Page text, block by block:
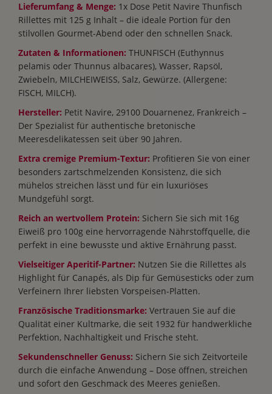
Lieferumfang & Menge: 1x Dose Petit Navire Thunfisch
Rillettes mit 125 g Inhalt – die ideale Portion für den
stilvollen Gourmet-Abend oder den schnellen Snack.
Zutaten & Informationen: THUNFISCH (Euthynnus
pelamis oder Thunnus albacares), Wasser, Rapsöl,
Zwiebeln, MILCHEIWEISS, Salz, Gewürze. (Allergene:
FISCH, MILCH).
Hersteller: Petit Navire, 29100 Douarnenez, Frankreich –
Der Spezialist für authentische bretonische
Meeresdelikatessen seit über 90 Jahren.
Extra cremige Premium-Textur: Profitieren Sie von einer
besonders zartschmelzenden Konsistenz, die sich
mühelos streichen lässt und für ein luxuriöses
Mundgefühl sorgt.
Reich an wertvollem Protein: Sichern Sie sich mit 16g
Eiweiß pro 100g eine hervorragende Nährstoffquelle, die
perfekt in eine bewusste und aktive Ernährung passt.
Vielseitiger Aperitif-Partner: Nutzen Sie die Rillettes als
Highlight für Canapés, als Dip für Gemüsesticks oder zum
Verfeinern Ihrer liebsten Vorspeisen-Platten.
Französische Traditionsmarke: Vertrauen Sie auf die
Qualität einer Kultmarke, die seit 1932 für handwerkliche
Perfektion, Nachhaltigkeit und Frische steht.
Sekundenschneller Genuss: Sichern Sie sich Zeitvorteile
durch die einfache Anwendung – Dose öffnen, streichen
und sofort den Geschmack des Meeres genießen.